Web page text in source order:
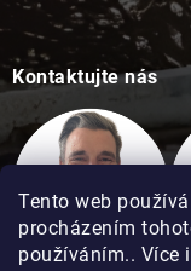
Tento web
procházením
používáním.. Více
Kontaktujte nás